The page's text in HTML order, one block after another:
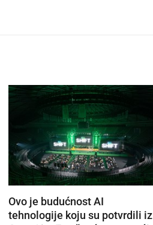
Ovo je budućnost AI
tehnologije koju su potvrdili iz